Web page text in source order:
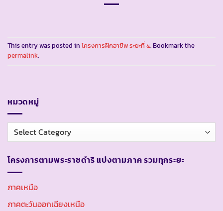
This entry was posted in โครงการฝึกอาชีพ ระยะที่ ๕. Bookmark the
permalink.
หมวดหมู่
หมวด
หมู่
โครงการตามพระราชดำริ แบ่งตามภาค รวมทุกระยะ
ภาคเหนือ
ภาคตะวันออกเฉียงเหนือ